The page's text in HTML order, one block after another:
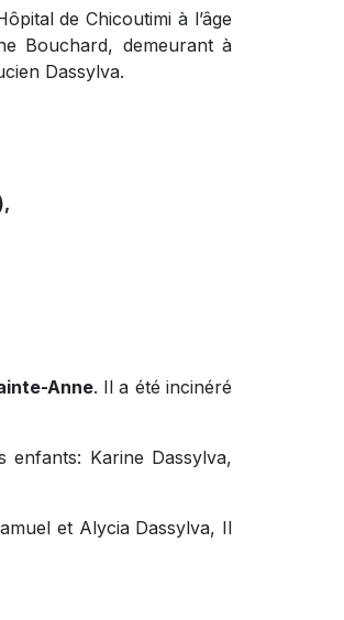
de Chicoutimi à l’âge
Bouchard, demeurant à
Dassylva.
Anne. Il a été incinéré
enfants: Karine Dassylva,
et Alycia Dassylva, Il